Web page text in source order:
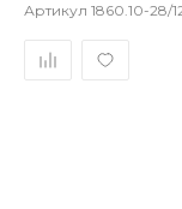
Артикул 1860.10-28/